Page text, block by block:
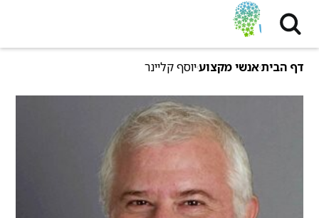
דף הביתאנשי מקצועיוסף קליינר